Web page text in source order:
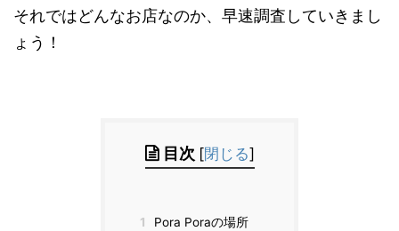
それではどんなお店なのか、早速調査していきまし
ょう！
目次 [閉じる]
1 Pora Poraの場所